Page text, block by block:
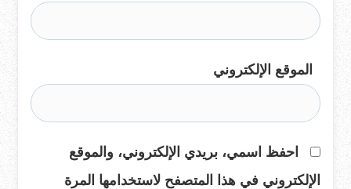
الموقع الإلكتروني
احفظ اسمي، بريدي الإلكتروني، والموقع
الإلكتروني في هذا المتصفح لاستخدامها المرة